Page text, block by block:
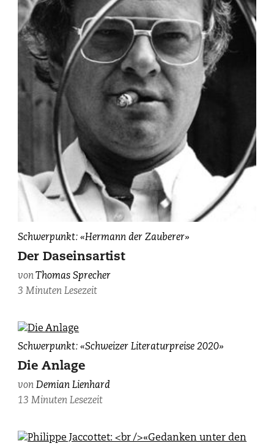
Schwerpunkt: «Hermann der Zauberer»
Der Daseinsartist
vonThomas Sprecher
3 Minuten Lesezeit
Demian
fotografiert
von
Younès
Schwerpunkt: «Schweizer Literaturpreise 2020»
Die Anlage
vonDemian Lienhard
13 Minuten Lesezeit